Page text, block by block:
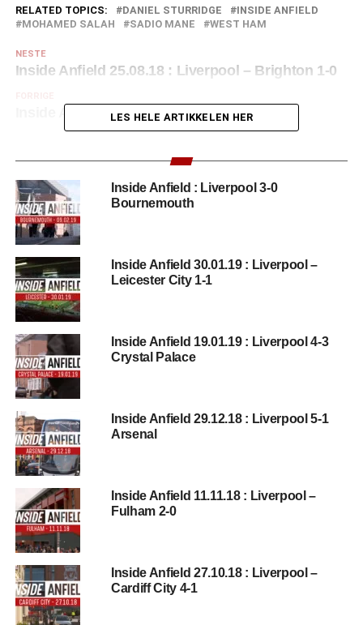
RELATED TOPICS: DANIEL STURRIDGE
INSIDE ANFIELD
MOHAMED SALAH
SADIO MANE WEST HAM
NESTE
Inside Anfield 25.08.18 : Liverpool – Brighton 1-0
Inside Anfield: Media Day 21.05.18
LES HELE ARTIKKELEN HER
Inside Anfield : Liverpool 3-0
Bournemouth
Inside Anfield 30.01.19 : Liverpool –
Leicester City 1-1
Inside Anfield 19.01.19 : Liverpool 4-3
Crystal Palace
Inside Anfield 29.12.18 : Liverpool 5-1
Arsenal
Inside Anfield 11.11.18 : Liverpool –
Fulham 2-0
Inside Anfield 27.10.18 : Liverpool –
Cardiff City 4-1